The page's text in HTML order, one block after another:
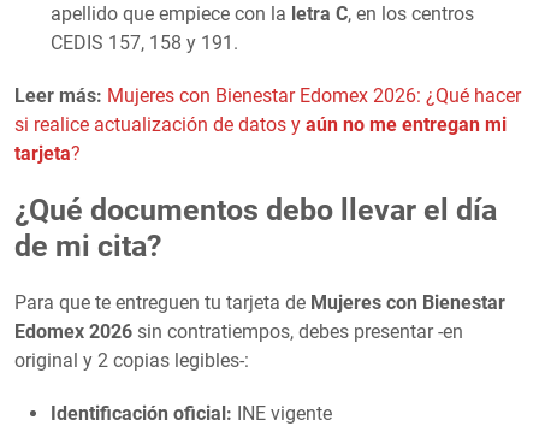
apellido que empiece con la letra C, en los centros
CEDIS 157, 158 y 191.
Leer más: Mujeres con Bienestar Edomex 2026: ¿Qué hacer
si realice actualización de datos y aún no me entregan mi
tarjeta?
¿Qué documentos debo llevar el día
de mi cita?
Para que te entreguen tu tarjeta de Mujeres con Bienestar
Edomex 2026 sin contratiempos, debes presentar -en
original y 2 copias legibles-:
Identificación oficial: INE vigente